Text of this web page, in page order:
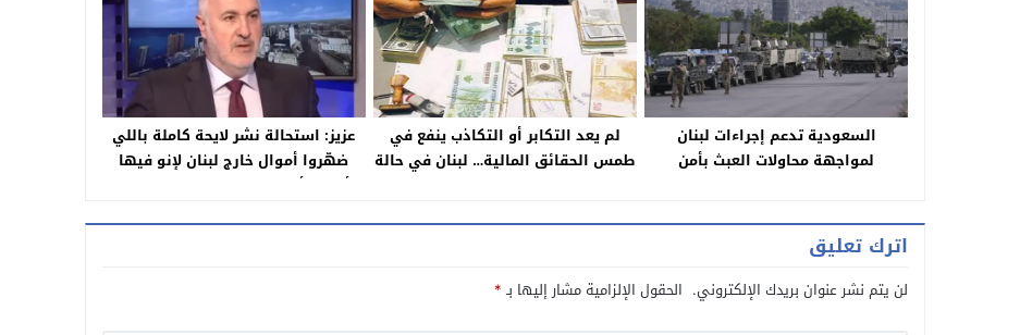
السعودية تدعم إجراءات لبنان
لمواجهة محاولات العبث بأمن
لم يعد التكابر أو التكاذب ينفع في
طمس الحقائق المالية… لبنان في حالة
عزيز: استحالة نشر لايحة كاملة باللي
ضهّروا أموال خارج ‎لبنان لإنو فيها
أسماء أصحاب صفة “التابو” بوجدان
اترك تعليق
لن يتم نشر عنوان بريدك الإلكتروني. الحقول الإلزامية مشار إليها بـ*